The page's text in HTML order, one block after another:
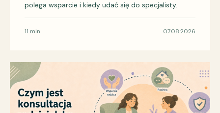
polega wsparcie i kiedy udać się do specjalisty.
11 min 07.08.2026